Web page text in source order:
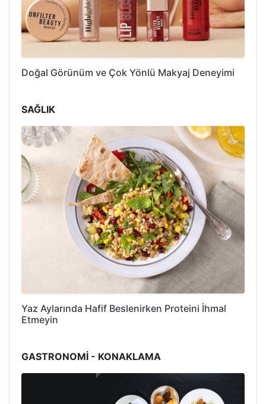
Doğal Görünüm ve Çok Yönlü Makyaj Deneyimi
SAĞLIK
Yaz Aylarında Hafif Beslenirken Proteini İhmal
Etmeyin
GASTRONOMİ - KONAKLAMA